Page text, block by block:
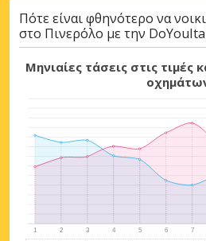
Μεγάλες
Αποκτήστε πρόσβαση σε
προσφορές συνεργατών
Σύνδεση με
Πότε είναι φθηνότερο να
στο Πινερόλο με την
Μηνιαίες τάσεις στις τιμές